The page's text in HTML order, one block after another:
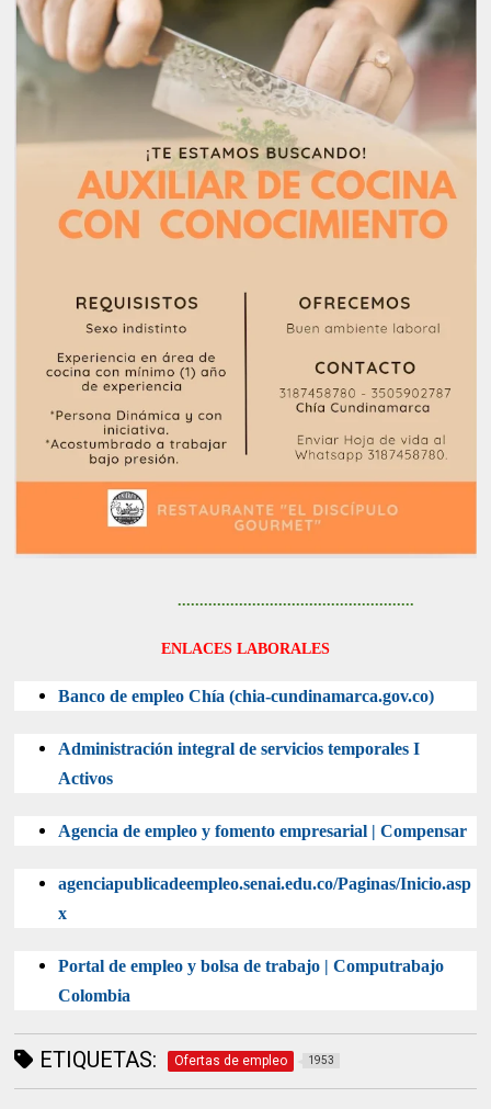
......................................................
ENLACES LABORALES
Banco de empleo Chía (chia-cundinamarca.gov.co)
Administración integral de servicios temporales I
Activos
Agencia de empleo y fomento empresarial | Compensar
agenciapublicadeempleo.senai.edu.co/Paginas/Inicio.asp
x
Portal de empleo y bolsa de trabajo | Computrabajo
Colombia
ETIQUETAS: Ofertas de empleo 1953